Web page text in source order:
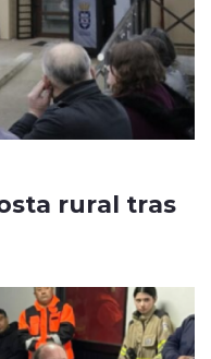
rural tras